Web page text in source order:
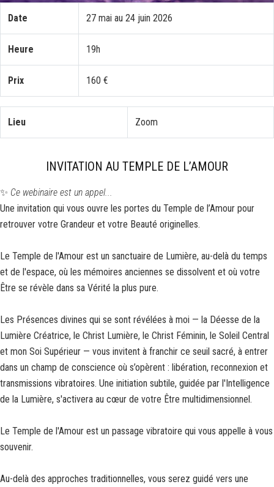
Date 27 mai au 24 juin 2026
Heure 19h
Prix 160 €
Lieu Zoom
INVITATION AU TEMPLE DE L’AMOUR
✨ Ce webinaire est un appel...
Une invitation qui vous ouvre les portes du Temple de l’Amour pour
retrouver votre Grandeur et votre Beauté originelles.
Le Temple de l'Amour est un sanctuaire de Lumière, au-delà du temps
et de l'espace, où les mémoires anciennes se dissolvent et où votre
Être se révèle dans sa Vérité la plus pure.
Les Présences divines qui se sont révélées à moi — la Déesse de la
Lumière Créatrice, le Christ Lumière, le Christ Féminin, le Soleil Central
et mon Soi Supérieur — vous invitent à franchir ce seuil sacré, à entrer
dans un champ de conscience où s’opèrent : libération, reconnexion et
transmissions vibratoires. Une initiation subtile, guidée par l'Intelligence
de la Lumière, s'activera au cœur de votre Être multidimensionnel.
Le Temple de l'Amour est un passage vibratoire qui vous appelle à vous
souvenir.
Au-delà des approches traditionnelles, vous serez guidé vers une